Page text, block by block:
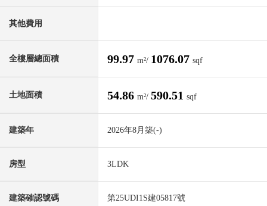
其他費用
全樓層總面積 99.97 m²/ 1076.07 sqf
土地面積 54.86 m²/ 590.51 sqf
建築年 2026年8月築(-)
房型 3LDK
建築確認號碼 第25UDI1S建05817號